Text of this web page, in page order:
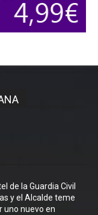
de la Guardia Civil
y el Alcalde teme
uno nuevo en